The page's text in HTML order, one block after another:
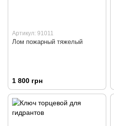
Артикул: 91011
Лом пожарный тяжелый
1 800 грн